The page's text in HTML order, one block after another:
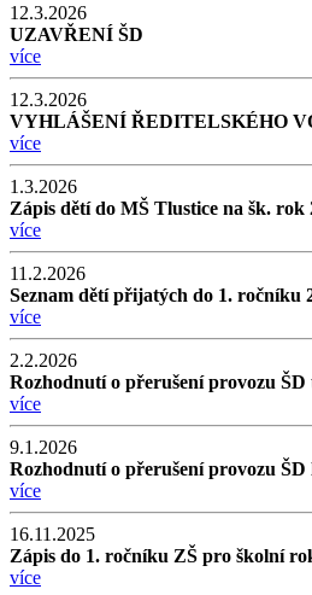
12.3.2026
UZAVŘENÍ ŠD
více
12.3.2026
VYHLÁŠENÍ ŘEDITELSKÉHO
více
1.3.2026
Zápis dětí do MŠ Tlustice na šk. rok
více
11.2.2026
Seznam dětí přijatých do 1. ročníku
více
2.2.2026
Rozhodnutí o přerušení provozu ŠD
více
9.1.2026
Rozhodnutí o přerušení provozu ŠD
více
16.11.2025
Zápis do 1. ročníku ZŠ pro školní
více